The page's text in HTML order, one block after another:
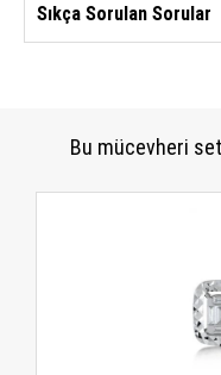
Sıkça Sorulan Sorular
Bu mücevheri